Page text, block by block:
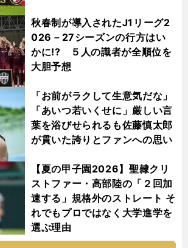
秋春制が導入されたJ1リーグ2
026－27シーズンの行方はい
かに!? ５人の識者が全順位を
大胆予想
「お前がラクして生意気だな」
「あいつ若いくせに」厳しい言
葉を浴びせられるも佐藤慎太郎
が貫いた誇りとファンへの思い
【夏の甲子園2026】聖隷クリ
ストファー・高部陸の「２回加
速する」規格外のストレート そ
れでもプロではなく大学進学を
選ぶ理由